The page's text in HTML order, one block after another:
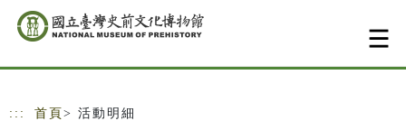
跳到主要內容
網站導覽
::: 首頁 > 活動明細